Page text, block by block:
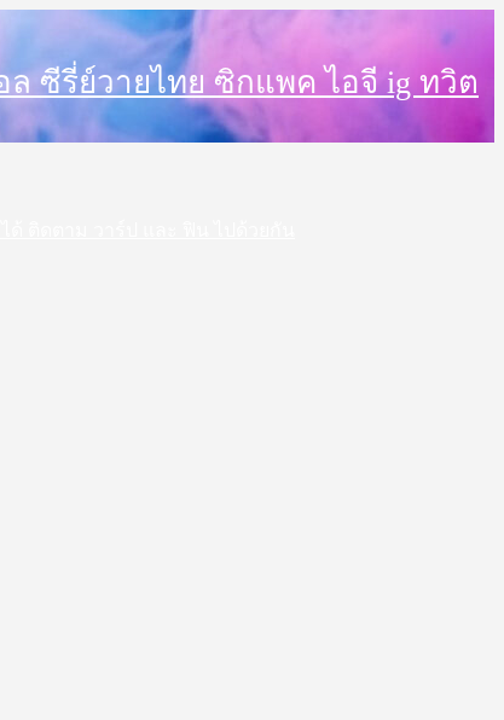
ซีรี่ย์วายไทย ซิกแพค ไอจี ig ทวิต